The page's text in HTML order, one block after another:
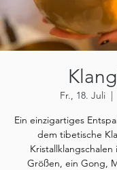
Fr., 18. Juli
  |
Ein einzigartiges
dem tibetische
Größen, ein Gong,